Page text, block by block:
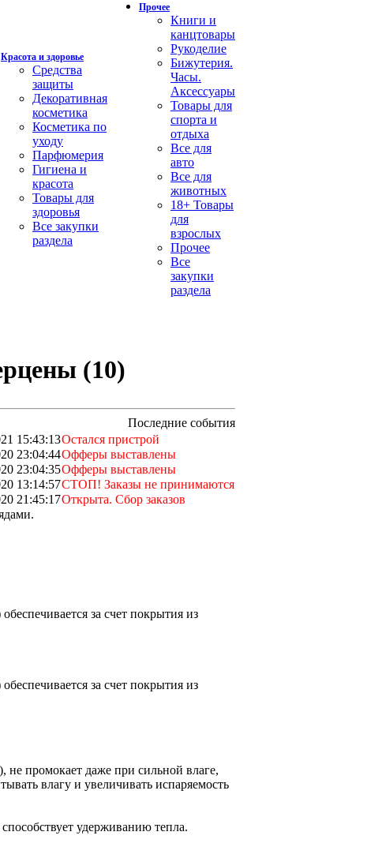
Красота и здоровье
Средства
защиты
Декоративная
косметика
Косметика по
уходу
Парфюмерия
Гигиена и
красота
Товары для
здоровья
Все закупки
раздела
Прочее
Книги и
канцтовары
Рукоделие
Бижутерия.
Часы.
Аксессуары
Товары для
спорта и
отдыха
Все для
авто
Все для
животных
18+ Товары
для
взрослых
Прочее
Все
закупки
раздела
(10)
Последние события
15:43:13Остался пристрой
23:04:44Офферы выставлены
23:04:35Офферы выставлены
13:14:57СТОП! Заказы не принимаются
21:45:17Открыта. Сбор заказов
за счет покрытия из
за счет покрытия из
промокает даже при сильной влаге,
влагу и увеличивать испаряемость
удерживанию тепла.